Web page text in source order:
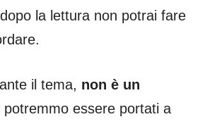
la lettura non potrai fare
il tema, non è un
potremmo essere portati a